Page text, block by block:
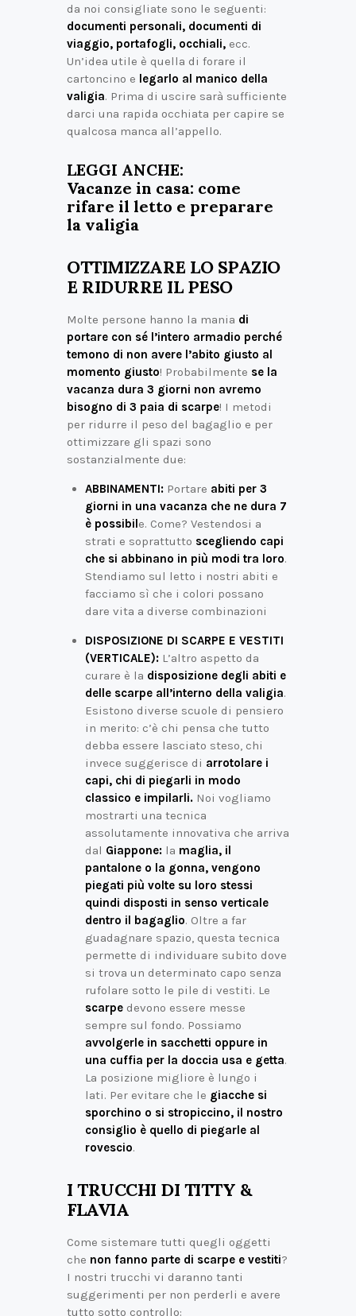
da noi consigliate sono le seguenti:
documenti personali, documenti di
viaggio, portafogli, occhiali, ecc.
Un’idea utile è quella di forare il
cartoncino e legarlo al manico della
valigia. Prima di uscire sarà sufficiente
darci una rapida occhiata per capire se
qualcosa manca all’appello.
LEGGI ANCHE:
Vacanze in casa: come
rifare il letto e preparare
la valigia
OTTIMIZZARE LO SPAZIO
E RIDURRE IL PESO
Molte persone hanno la mania di
portare con sé l’intero armadio perché
temono di non avere l’abito giusto al
momento giusto! Probabilmente se la
vacanza dura 3 giorni non avremo
bisogno di 3 paia di scarpe! I metodi
per ridurre il peso del bagaglio e per
ottimizzare gli spazi sono
sostanzialmente due:
ABBINAMENTI:Portare abiti per 3
giorni in una vacanza che ne dura 7
è possibile. Come? Vestendosi a
strati e soprattutto scegliendo capi
che si abbinano in più modi tra loro.
Stendiamo sul letto i nostri abiti e
facciamo sì che i colori possano
dare vita a diverse combinazioni
DISPOSIZIONE DI SCARPE E VESTITI
(VERTICALE): L’altro aspetto da
curare è la disposizione degli abiti e
delle scarpe all’interno della valigia.
Esistono diverse scuole di pensiero
in merito: c’è chi pensa che tutto
debba essere lasciato steso, chi
invece suggerisce di arrotolare i
capi, chi di piegarli in modo
classico e impilarli.Noi vogliamo
mostrarti una tecnica
assolutamente innovativa che arriva
dal Giappone: la maglia, il
pantalone o la gonna, vengono
piegati più volte su loro stessi
quindi disposti in senso verticale
dentro il bagaglio. Oltre a far
guadagnare spazio, questa tecnica
permette di individuare subito dove
si trova un determinato capo senza
rufolare sotto le pile di vestiti. Le
scarpedevono essere messe
sempre sul fondo. Possiamo
avvolgerle in sacchetti oppure in
una cuffia per la doccia usa e getta.
La posizione migliore è lungo i
lati. Per evitare che le giacche si
sporchino o si stropiccino, il nostro
consiglio è quello di piegarle al
rovescio.
I TRUCCHI DI TITTY &
FLAVIA
Come sistemare tutti quegli oggetti
che non fanno parte di scarpe e vestiti?
I nostri trucchi vi daranno tanti
suggerimenti per non perderli e avere
tutto sotto controllo: